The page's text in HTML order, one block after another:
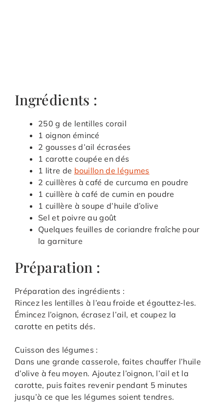
Ingrédients :
250 g de lentilles corail
1 oignon émincé
2 gousses d’ail écrasées
1 carotte coupée en dés
1 litre de bouillon de légumes
2 cuillères à café de curcuma en poudre
1 cuillère à café de cumin en poudre
1 cuillère à soupe d’huile d’olive
Sel et poivre au goût
Quelques feuilles de coriandre fraîche pour
la garniture
Préparation :
Préparation des ingrédients :
Rincez les lentilles à l’eau froide et égouttez-les.
Émincez l’oignon, écrasez l’ail, et coupez la
carotte en petits dés.
Cuisson des légumes :
Dans une grande casserole, faites chauffer l’huile
d’olive à feu moyen. Ajoutez l’oignon, l’ail et la
carotte, puis faites revenir pendant 5 minutes
jusqu’à ce que les légumes soient tendres.